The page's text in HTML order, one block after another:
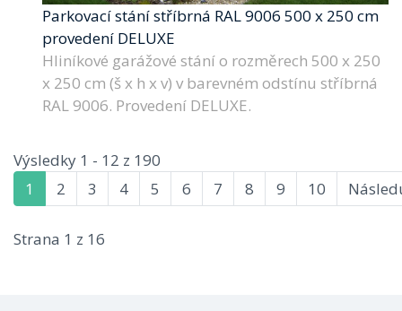
Parkovací stání stříbrná RAL 9006 500 x 250 cm
provedení DELUXE
Hliníkové garážové stání o rozměrech 500 x 250
x 250 cm (š x h x v) v barevném odstínu stříbrná
RAL 9006. Provedení DELUXE.
Výsledky 1 - 12 z 190
1
2 3 4 5 6 7 8 9 10
Strana 1 z 16